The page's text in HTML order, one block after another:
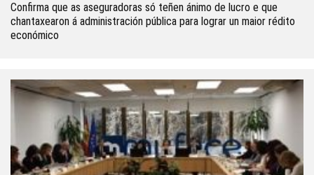
Confirma que as aseguradoras só teñen ánimo de lucro e que
chantaxearon á administración pública para lograr un maior rédito
económico